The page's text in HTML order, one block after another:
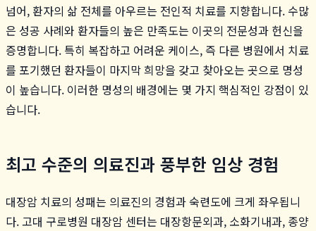
넘어, 환자의 삶 전체를 아우르는 전인적 치료를 지향합니다. 수많
은 성공 사례와 환자들의 높은 만족도는 이곳의 전문성과 헌신을
증명합니다. 특히 복잡하고 어려운 케이스, 즉 다른 병원에서 치료
를 포기했던 환자들이 마지막 희망을 갖고 찾아오는 곳으로 명성
이 높습니다. 이러한 명성의 배경에는 몇 가지 핵심적인 강점이 있
습니다.
최고 수준의 의료진과 풍부한 임상 경험
대장암 치료의 성패는 의료진의 경험과 숙련도에 크게 좌우됩니
다. 고대 구로병원 대장암 센터는 대장항문외과, 소화기내과, 종양